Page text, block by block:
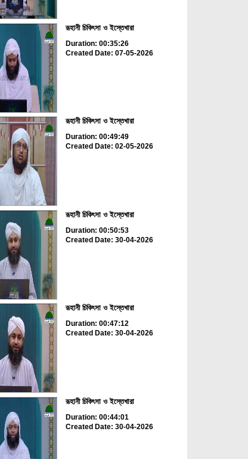
রূহানী চিকিৎসা ও ইস্তেখারা
Duration: 00:35:26
Created Date: 07-05-2026
রূহানী চিকিৎসা ও ইস্তেখারা
Duration: 00:49:49
Created Date: 02-05-2026
রূহানী চিকিৎসা ও ইস্তেখারা
Duration: 00:50:53
Created Date: 30-04-2026
রূহানী চিকিৎসা ও ইস্তেখারা
Duration: 00:47:12
Created Date: 30-04-2026
রূহানী চিকিৎসা ও ইস্তেখারা
Duration: 00:44:01
Created Date: 30-04-2026